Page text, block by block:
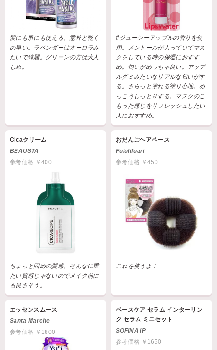
髪にも肌にも使える。意外と乾く
の早い。ラベンダーはオーロラみ
たいで綺麗。グリーンの方は大人
しめ。
#ジューシーアップルの香りを使
用。メントールが入っていてマス
クをしている時の保湿におすす
め。匂いがめっちゃ良い。アップ
ルグミみたいなリアルな匂いがす
る。さらっと塗れる塗り心地。め
っこうしっとりする。マスクのこ
もった感じをリフレッシュしたい
人におすすめ。
Cicaクリーム
BEAUSTA
参考価格 ￥400
ちょっと固めの質感。そんなに重
たい質感じゃないのでメイク前に
も良さそう。
おだんごヘアベース
Fululifuari
参考価格 ￥450
これを使うよ！
エッセンスムース
Santa Marche
参考価格 ￥1800
ベースケア セラム インターリン
ク セラム ミニセット
SOFINA iP
参考価格 ￥1650